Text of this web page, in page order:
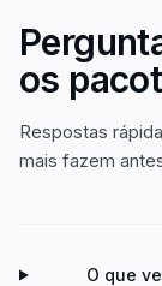
os
Respostas
mais fazem
O que